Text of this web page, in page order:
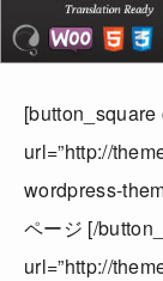
[button_square
url=”http://
wordpress-
ページ [/
url=”http://